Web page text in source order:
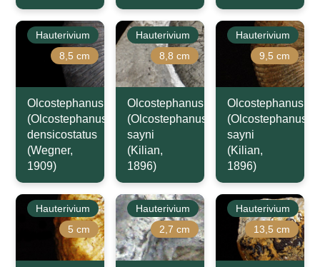
Hauterivium
8,5 cm
Olcostephanus
(Olcostephanus)
densicostatus
(Wegner,
1909)
Hauterivium
8,8 cm
Olcostephanus
(Olcostephanus)
sayni
(Kilian,
1896)
Hauterivium
9,5 cm
Olcostephanus
(Olcostephanus)
sayni
(Kilian,
1896)
Hauterivium
5 cm
Hauterivium
2,7 cm
Hauterivium
13,5 cm